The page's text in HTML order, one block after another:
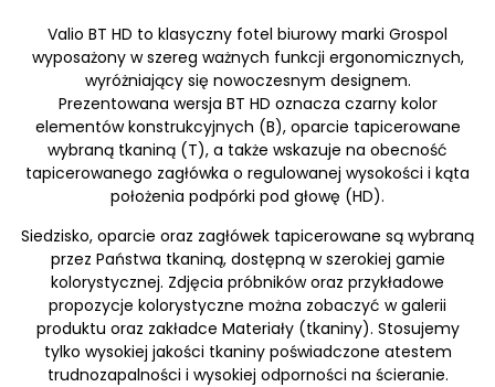
Valio BT HD to klasyczny fotel biurowy marki Grospol
wyposażony w szereg ważnych funkcji ergonomicznych,
wyróżniający się nowoczesnym designem.
Prezentowana wersja BT HD oznacza czarny kolor
elementów konstrukcyjnych (B), oparcie tapicerowane
wybraną tkaniną (T), a także wskazuje na obecność
tapicerowanego zagłówka o regulowanej wysokości i kąta
położenia podpórki pod głowę (HD).
Siedzisko, oparcie oraz zagłówek tapicerowane są wybraną
przez Państwa tkaniną, dostępną w szerokiej gamie
kolorystycznej. Zdjęcia próbników oraz przykładowe
propozycje kolorystyczne można zobaczyć w galerii
produktu oraz zakładce Materiały (tkaniny). Stosujemy
tylko wysokiej jakości tkaniny poświadczone atestem
trudnozapalności i wysokiej odporności na ścieranie.